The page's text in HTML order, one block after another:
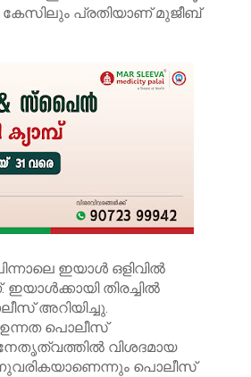
കേസിലും പ്രതിയാണ് മുജീബ്
ഇയാൾ ഒളിവിൽ
തിരച്ചിൽ
അറിയിച്ചു.
ഉന്നത പൊലീസ്
വിശദമായ
പൊലീസ്